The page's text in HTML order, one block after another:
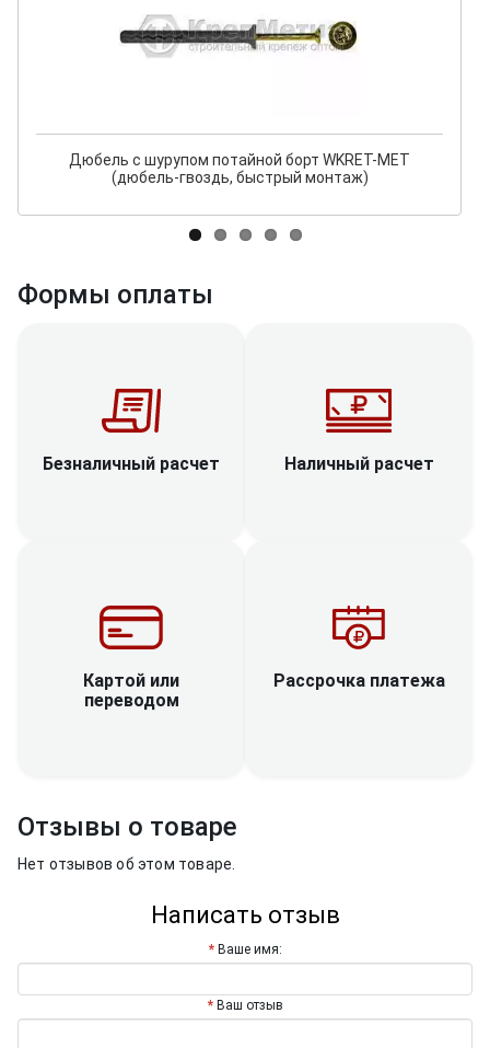
Дюбель с шурупом потайной борт WKRET-MET
(дюбель-гвоздь, быстрый монтаж)
Формы оплаты
Безналичный расчет Наличный расчет
Картой или
переводом
Рассрочка платежа
Отзывы о товаре
Нет отзывов об этом товаре.
Написать отзыв
Ваше имя:
Ваш отзыв